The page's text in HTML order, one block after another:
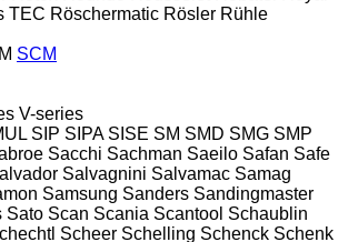
TEC Röschermatic Rösler Rühle
SCM
V-series
SIP SIPA SISE SM SMD SMG SMP
Sacchi Sachman Saeilo Safan Safe
Salvagnini Salvamac Samag
Samsung Sanders Sandingmaster
Sato Scan Scania Scantool Schaublin
Scheer Schelling Schenck Schenk